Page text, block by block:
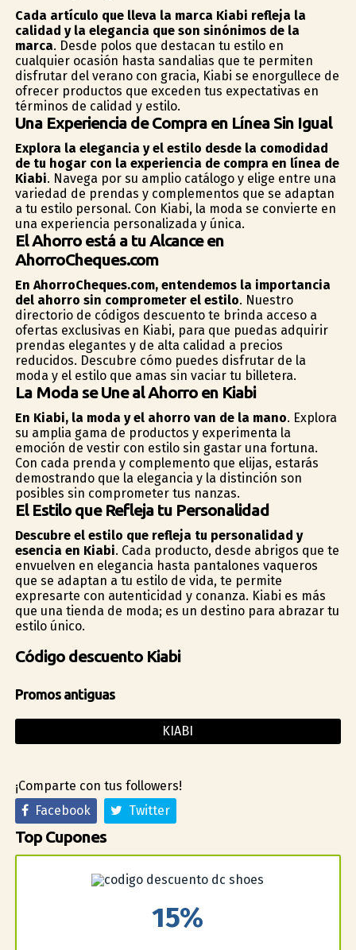
Cada artículo que lleva la marca Kiabi refleja la
calidad y la elegancia que son sinónimos de la
marca. Desde polos que destacan tu estilo en
cualquier ocasión hasta sandalias que te permiten
disfrutar del verano con gracia, Kiabi se enorgullece de
ofrecer productos que exceden tus expectativas en
términos de calidad y estilo.
Una Experiencia de Compra en Línea Sin Igual
Explora la elegancia y el estilo desde la comodidad
de tu hogar con la experiencia de compra en línea de
Kiabi. Navega por su amplio catálogo y elige entre una
variedad de prendas y complementos que se adaptan
a tu estilo personal. Con Kiabi, la moda se convierte en
una experiencia personalizada y única.
El Ahorro está a tu Alcance en
AhorroCheques.com
En AhorroCheques.com, entendemos la importancia
del ahorro sin comprometer el estilo. Nuestro
directorio de códigos descuento te brinda acceso a
ofertas exclusivas en Kiabi, para que puedas adquirir
prendas elegantes y de alta calidad a precios
reducidos. Descubre cómo puedes disfrutar de la
moda y el estilo que amas sin vaciar tu billetera.
La Moda se Une al Ahorro en Kiabi
En Kiabi, la moda y el ahorro van de la mano. Explora
su amplia gama de productos y experimenta la
emoción de vestir con estilo sin gastar una fortuna.
Con cada prenda y complemento que elijas, estarás
demostrando que la elegancia y la distinción son
posibles sin comprometer tus finanzas.
El Estilo que Refleja tu Personalidad
Descubre el estilo que refleja tu personalidad y
esencia en Kiabi. Cada producto, desde abrigos que te
envuelven en elegancia hasta pantalones vaqueros
que se adaptan a tu estilo de vida, te permite
expresarte con autenticidad y confianza. Kiabi es más
que una tienda de moda; es un destino para abrazar tu
estilo único.
Código descuento Kiabi
Promos antiguas
KIABI
¡Comparte con tus followers!
Facebook
Twitter
Top Cupones
15%